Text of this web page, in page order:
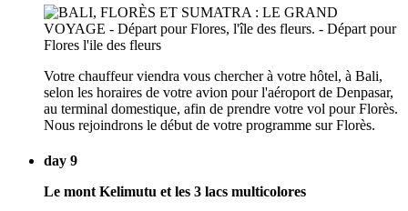
Votre chauffeur viendra vous chercher à votre hôtel, à Bali,
selon les horaires de votre avion pour l'aéroport de Denpasar,
au terminal domestique, afin de prendre votre vol pour Florès.
Nous rejoindrons le début de votre programme sur Florès.
day 9
Le mont Kelimutu et les 3 lacs multicolores